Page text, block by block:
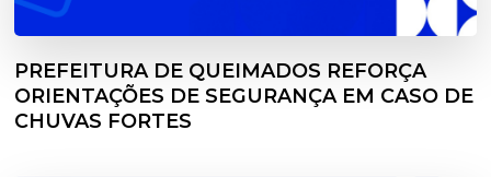
PREFEITURA DE QUEIMADOS REFORÇA
ORIENTAÇÕES DE SEGURANÇA EM CASO DE
CHUVAS FORTES